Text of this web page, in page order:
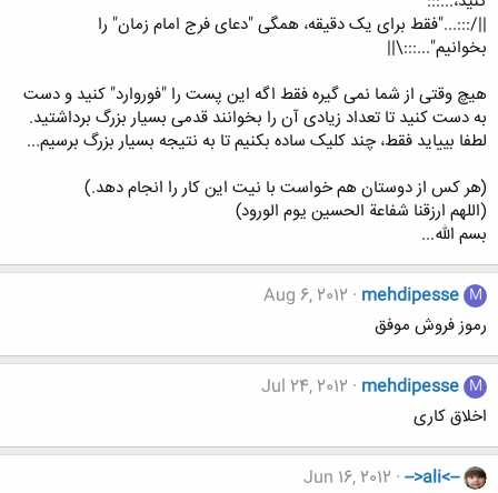
||/:::..."فقط برای یک دقیقه، همگی "دعای فرج امام زمان" را
بخوانیم"...:::\||
هیچ وقتی از شما نمی گیره فقط اگه این پست را "فوروارد" کنید و دست
به دست کنید تا تعداد زیادی آن را بخوانند قدمی بسیار بزرگ برداشتید.
لطفا بییاید فقط، چند کلیک ساده بکنیم تا به نتیجه بسیار بزرگ برسیم...
(هر کس از دوستان هم خواست با نیت این کار را انجام دهد.)
(اللهم ارزقنا شفاعة الحسين يوم الورود)
بسم الله...
M
mehdipesse
Aug 6, 2012
رموز فروش موفق
M
mehdipesse
Jul 24, 2012
اخلاق کاری
-->ali<--
Jun 16, 2012